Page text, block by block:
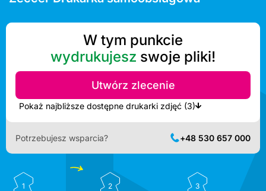
W tym punkcie
wydrukujesz swoje pliki!
Utwórz zlecenie
Pokaż najbliższe dostępne drukarki zdjęć (3)
Potrzebujesz wsparcia? +48 530 657 000
1 2 3